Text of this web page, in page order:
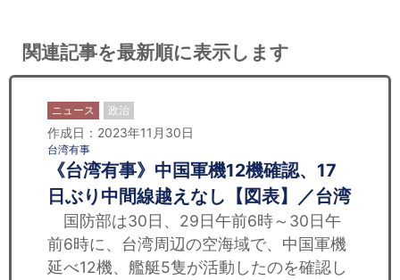
関連記事を最新順に表示します
ニュース 政治
作成日：2023年11月30日
台湾有事
《台湾有事》中国軍機12機確認、17
日ぶり中間線越えなし【図表】／台湾
国防部は30日、29日午前6時～30日午
前6時に、台湾周辺の空海域で、中国軍機
延べ12機、艦艇5隻が活動したのを確認し